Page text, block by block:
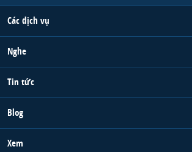
Các dịch vụ
Nghe
Tin tức
Blog
Xem